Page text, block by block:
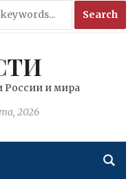
России и мира
2026